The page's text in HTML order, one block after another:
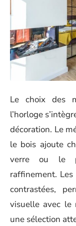
Le choix des
l’horloge
décoration. Le
le bois ajoute
verre ou le
raffinement. Les
contrastées,
visuelle avec le
une sélection